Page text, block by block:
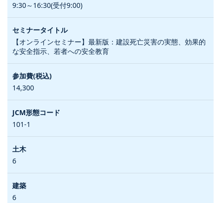
9:30～16:30(受付9:00)
【オンラインセミナー】最新版：建設死亡災害の実態、効果的
な安全指示、若者への安全教育
14,300
101-1
6
6